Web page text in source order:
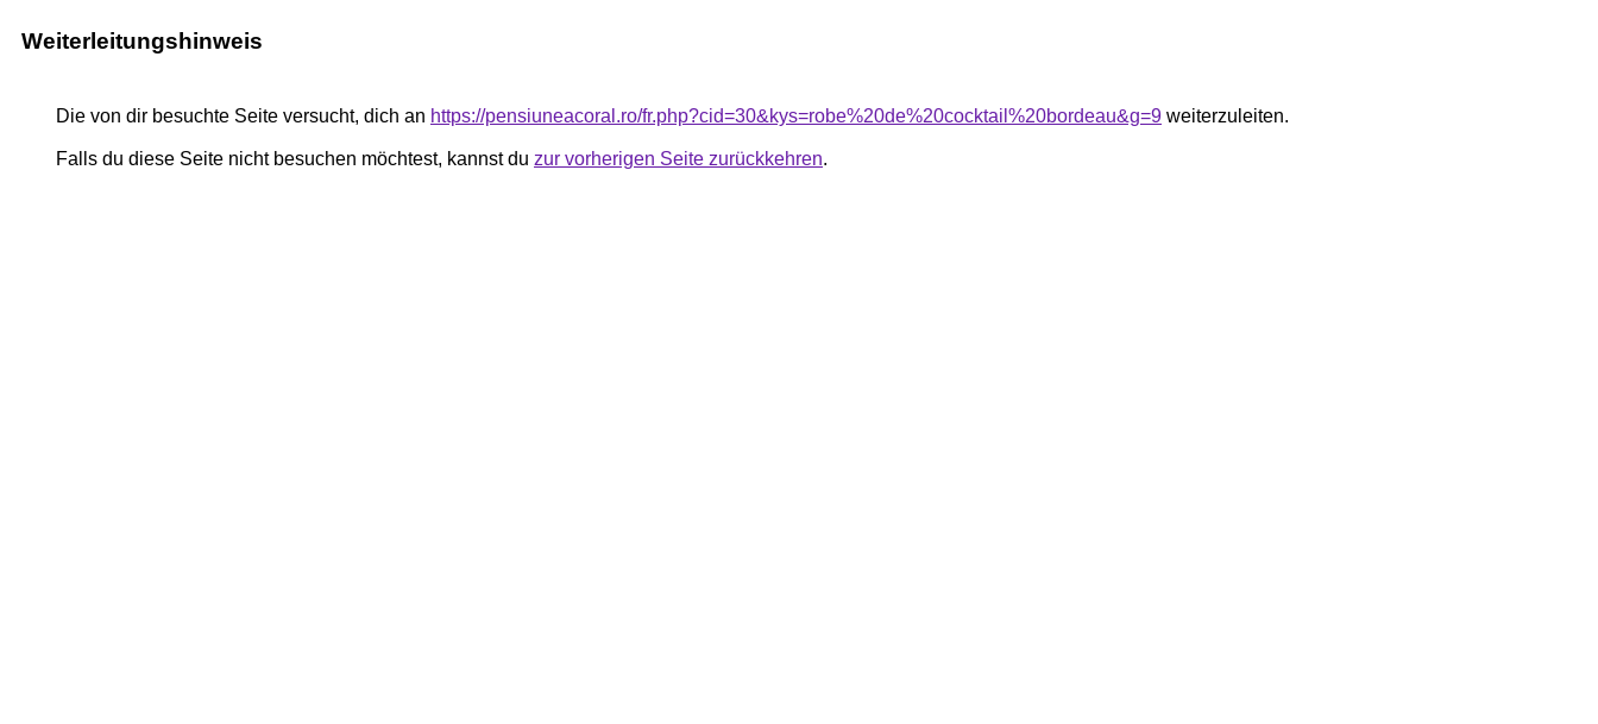
Weiterleitungshinweis
Die von dir besuchte Seite versucht, dich an https://pensiuneacoral.ro/fr.php?cid=30&kys=robe%20de%20cocktail%20bordeau&g=9 weiterzuleiten.
Falls du diese Seite nicht besuchen möchtest, kannst du zur vorherigen Seite zurückkehren.